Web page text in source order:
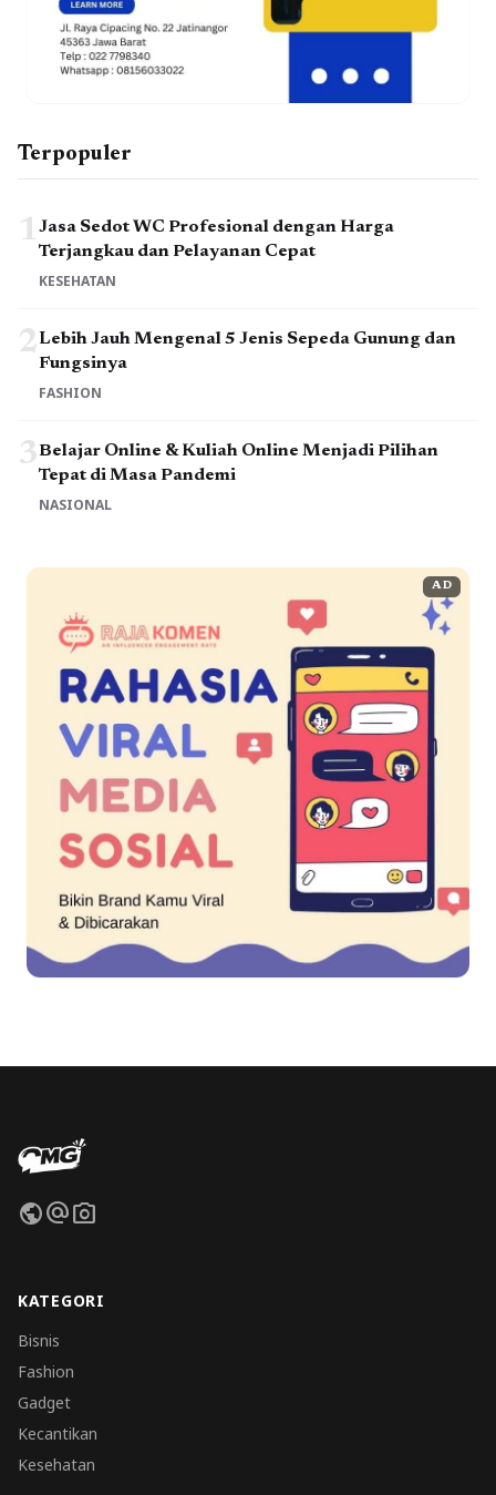
Terpopuler
1Jasa Sedot WC Profesional dengan Harga
Terjangkau dan Pelayanan Cepat
KESEHATAN
2Lebih Jauh Mengenal 5 Jenis Sepeda Gunung dan
Fungsinya
FASHION
3Belajar Online & Kuliah Online Menjadi Pilihan
Tepat di Masa Pandemi
NASIONAL
AD
publicalternate_emailphoto_camera
KATEGORI
Bisnis
Fashion
Gadget
Kecantikan
Kesehatan